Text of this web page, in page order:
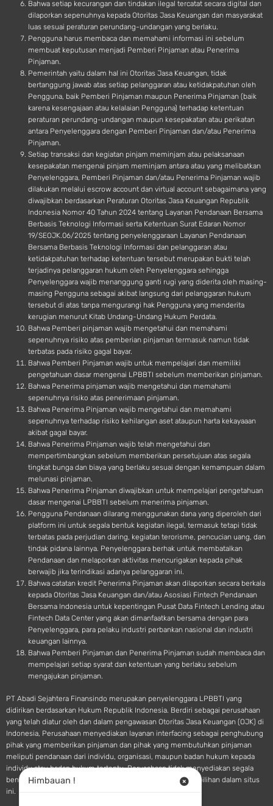
Bahwa setiap kecurangan dan tindakan ilegal tercatat secara digital dan
dilaporkan sepenuhnya kepada Otoritas Jasa Keuangan dan masyarakat
luas sesuai peraturan perundang-undangan yang berlaku.
Pengguna harus membaca dan memahami informasi ini sebelum
membuat keputusan menjadi Pemberi Pinjaman atau Penerima
Pinjaman.
Pemerintah yaitu dalam hal ini Otoritas Jasa Keuangan, tidak
bertanggung jawab atas setiap pelanggaran atau ketidakpatuhan oleh
Pengguna, baik Pemberi Pinjaman maupun Penerima Pinjaman (baik
karena kesengajaan atau kelalaian Pengguna) terhadap ketentuan
peraturan perundang-undangan maupun kesepakatan atau perikatan
antara Penyelenggara dengan Pemberi Pinjaman dan/atau Penerima
Pinjaman.
Setiap transaksi dan kegiatan pinjam meminjam atau pelaksanaan
kesepakatan mengenai pinjam meminjam antara atau yang melibatkan
Penyelenggara, Pemberi Pinjaman dan/atau Penerima Pinjaman wajib
dilakukan melalui escrow account dan virtual account sebagaimana yang
diwajibkan berdasarkan Peraturan Otoritas Jasa Keuangan Republik
Indonesia Nomor 40 Tahun 2024 tentang Layanan Pendanaan Bersama
Berbasis Teknologi Informasi serta Ketentuan Surat Edaran Nomor
19/SEOJK.06/2025 tentang penyelenggaraan Layanan Pendanaan
Bersama Berbasis Teknologi Informasi dan pelanggaran atau
ketidakpatuhan terhadap ketentuan tersebut merupakan bukti telah
terjadinya pelanggaran hukum oleh Penyelenggara sehingga
Penyelenggara wajib menanggung ganti rugi yang diderita oleh masing-
masing Pengguna sebagai akibat langsung dari pelanggaran hukum
tersebut di atas tanpa mengurangi hak Pengguna yang menderita
kerugian menurut Kitab Undang-Undang Hukum Perdata.
Bahwa Pemberi pinjaman wajib mengetahui dan memahami
sepenuhnya risiko atas pemberian pinjaman termasuk namun tidak
terbatas pada risiko gagal bayar.
Bahwa Pemberi Pinjaman wajib untuk mempelajari dan memiliki
pengetahuan dasar mengenai LPBBTI sebelum memberikan pinjaman.
Bahwa Penerima pinjaman wajib mengetahui dan memahami
sepenuhnya risiko atas penerimaan pinjaman.
Bahwa Penerima Pinjaman wajib mengetahui dan memahami
sepenuhnya terhadap risiko kehilangan aset ataupun harta kekayaaan
akibat gagal bayar.
Bahwa Penerima Pinjaman wajib telah mengetahui dan
mempertimbangkan sebelum memberikan persetujuan atas segala
tingkat bunga dan biaya yang berlaku sesuai dengan kemampuan dalam
melunasi pinjaman.
Bahwa Penerima Pinjaman diwajibkan untuk mempelajari pengetahuan
dasar mengenai LPBBTI sebelum menerima pinjaman.
Pengguna Pendanaan dilarang menggunakan dana yang diperoleh dari
platform ini untuk segala bentuk kegiatan ilegal, termasuk tetapi tidak
terbatas pada perjudian daring, kegiatan terorisme, pencucian uang, dan
tindak pidana lainnya. Penyelenggara berhak untuk membatalkan
Pendanaan dan melaporkan aktivitas mencurigakan kepada pihak
berwajib jika terindikasi adanya pelanggaran ini.
Bahwa catatan kredit Penerima Pinjaman akan dilaporkan secara berkala
kepada Otoritas Jasa Keuangan dan/atau Asosiasi Fintech Pendanaan
Bersama Indonesia untuk kepentingan Pusat Data Fintech Lending atau
Fintech Data Center yang akan dimanfaatkan bersama dengan para
Penyelenggara, para pelaku industri perbankan nasional dan industri
keuangan lainnya.
Bahwa Pemberi Pinjaman dan Penerima Pinjaman sudah membaca dan
mempelajari setiap syarat dan ketentuan yang berlaku sebelum
mengajukan pinjaman.
PT Abadi Sejahtera Finansindo merupakan penyelenggara LPBBTI yang
didirikan berdasarkan Hukum Republik Indonesia. Berdiri sebagai perusahaan
yang telah diatur oleh dan dalam pengawasan Otoritas Jasa Keuangan (OJK) di
Indonesia, Perusahaan menyediakan layanan interfacing sebagai penghubung
pihak yang memberikan pinjaman dan pihak yang membutuhkan pinjaman
meliputi pendanaan dari individu, organisasi, maupun badan hukum kepada
individu atau badan hukum tertentu. Perusahaan tidak menyediakan segala
bentuk saran atau rekomendasi pendanaan terkait pilihan-pilihan dalam situs
ini.
Himbauan !